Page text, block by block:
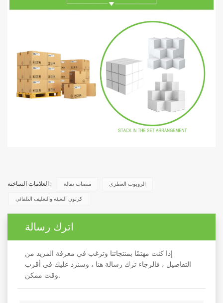
العلامات الساخنة : منصات نقالة الروبوت العطري
كرتون التعبئة والتغليف التلقائي
اترك رسالة
إذا كنت مهتمًا بمنتجاتنا وترغب في معرفة المزيد من
التفاصيل ، فالرجاء ترك رسالة هنا ، وسنرد عليك في أقرب
وقت ممكن.